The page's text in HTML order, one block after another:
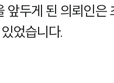
두게 된 의뢰인
었습니다.